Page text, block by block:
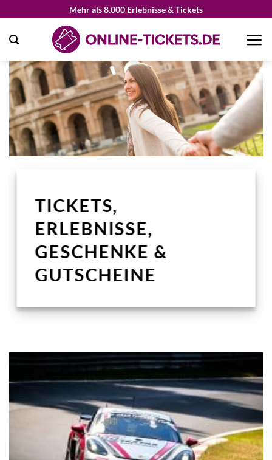
springen
Mehr als 8.000 Erlebnisse & Tickets
TICKETS,
ERLEBNISSE,
GESCHENKE &
GUTSCHEINE